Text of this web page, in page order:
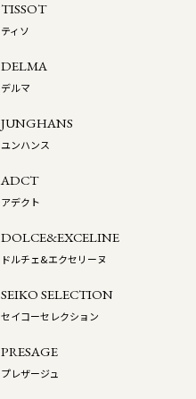
TISSOT
ティソ
DELMA
デルマ
JUNGHANS
ユンハンス
ADCT
アデクト
DOLCE&EXCELINE
ドルチェ&エクセリーヌ
SEIKO SELECTION
セイコーセレクション
PRESAGE
プレザージュ